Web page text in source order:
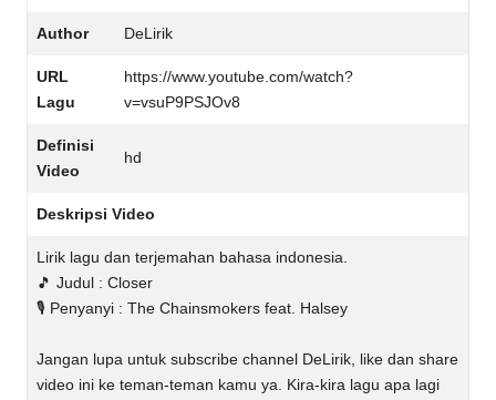
Author DeLirik
URL
Lagu
https://www.youtube.com/watch?
v=vsuP9PSJOv8
Definisi
Video
hd
Deskripsi Video
Lirik lagu dan terjemahan bahasa indonesia.
🎵 Judul : Closer
🎙️ Penyanyi : The Chainsmokers feat. Halsey
Jangan lupa untuk subscribe channel DeLirik, like dan share
video ini ke teman-teman kamu ya. Kira-kira lagu apa lagi